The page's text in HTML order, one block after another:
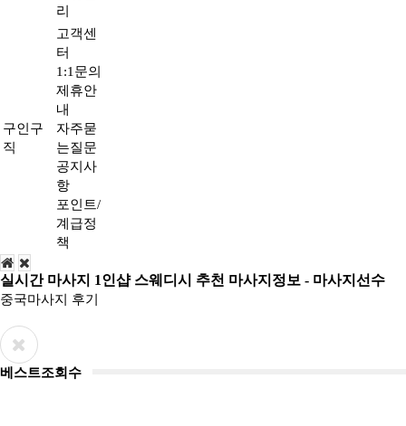
리
구인구
직
고객센
터
1:1문의
제휴안
내
자주묻
는질문
공지사
항
포인트/
계급정
책
실시간 마사지 1인샵 스웨디시 추천 마사지정보 - 마사지선수
중국마사지 후기
베스트조회수